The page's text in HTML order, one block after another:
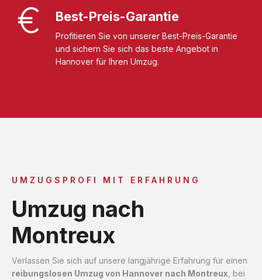
Best-Preis-Garantie
Profitieren Sie von unserer Best-Preis-Garantie
und sichern Sie sich das beste Angebot in
Hannover für Ihren Umzug.
UMZUGSPROFI MIT ERFAHRUNG
Umzug nach
Montreux
Verlassen Sie sich auf unsere langjährige Erfahrung für einen
reibungslosen Umzug von Hannover nach Montreux , bei